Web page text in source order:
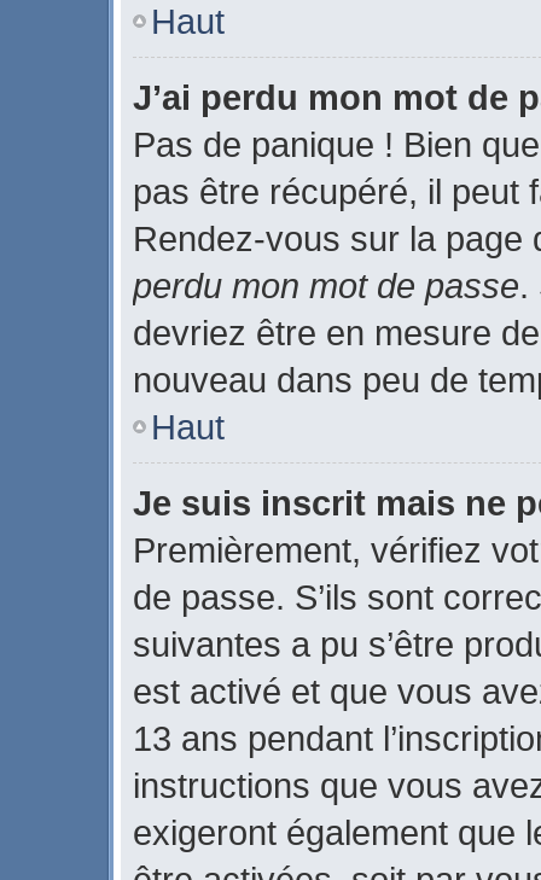
Haut
J’ai perdu mon mot de
Pas de panique ! Bien
pas être récupéré, il peut
Rendez-vous sur la
perdu mon mot de passe.
devriez être en mesure
nouveau dans peu de
Haut
Je suis inscrit mais ne
Premièrement, vérifiez
de passe. S’ils sont
suivantes a pu s’être
est activé et que vous
13 ans pendant
instructions que vous
exigeront également que